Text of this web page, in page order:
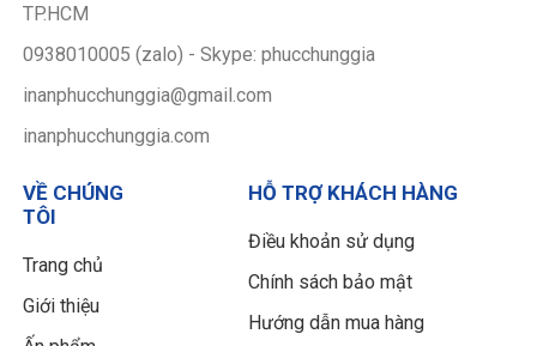
TP.HCM
0938010005 (zalo) - Skype: phucchunggia
inanphucchunggia@gmail.com
inanphucchunggia.com
VỀ CHÚNG
TÔI
Trang chủ
Giới thiệu
HỖ TRỢ KHÁCH HÀNG
Điều khoản sử dụng
Chính sách bảo mật
Hướng dẫn mua hàng